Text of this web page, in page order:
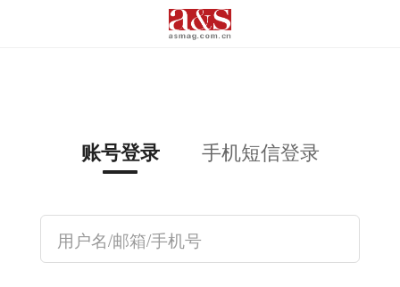
账号登录 手机短信登录